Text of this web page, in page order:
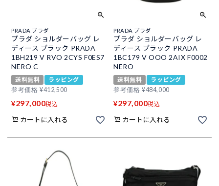
PRADA プラダ
プラダ ショルダーバッグ レ
ディース ブラック PRADA
1BH219 V RVO 2CYS F0ES7
NERO C
送料無料
ラッピング
参考価格 ¥412,500
¥297,000税込
カートに入れる
PRADA プラダ
プラダ ショルダーバッグ レ
ディース ブラック PRADA
1BC179 V OOO 2AIX F0002
NERO
送料無料
ラッピング
参考価格 ¥484,000
¥297,000税込
カートに入れる